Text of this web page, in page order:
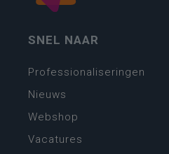
SNEL NAAR
Professionaliseringen
Nieuws
Webshop
Vacatures